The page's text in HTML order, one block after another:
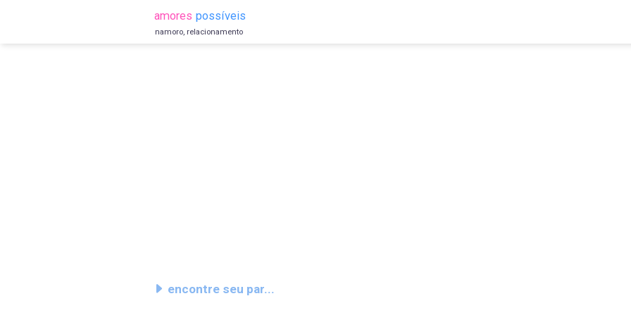
amores possíveis
namoro, relacionamento
encontre seu par...